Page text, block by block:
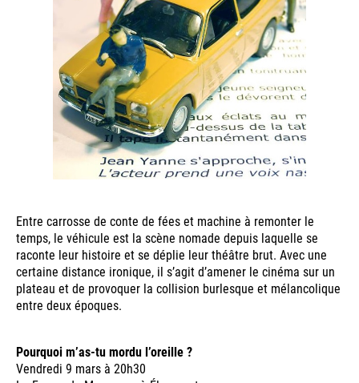
Entre carrosse de conte de fées et machine à remonter le
temps, le véhicule est la scène nomade depuis laquelle se
raconte leur histoire et se déplie leur théâtre brut. Avec une
certaine distance ironique, il s’agit d’amener le cinéma sur un
plateau et de provoquer la collision burlesque et mélancolique
entre deux époques.
Pourquoi m’as-tu mordu l’oreille ?
Vendredi 9 mars à 20h30